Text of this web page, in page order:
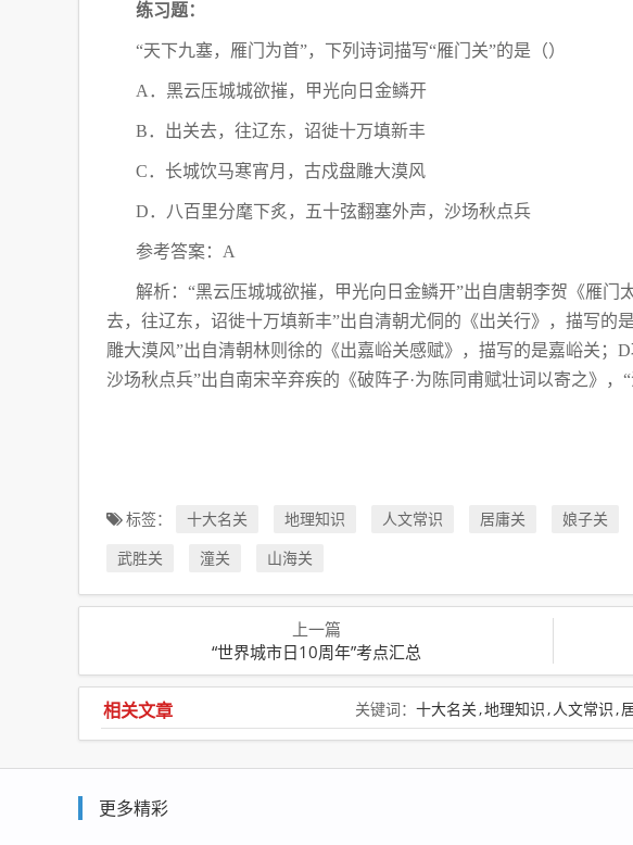
练习题：
“天下九塞，雁门为首”，下列诗词描写“雁门关”的是（）
A．黑云压城城欲摧，甲光向日金鳞开
B．出关去，往辽东，诏徙十万填新丰
C．长城饮马寒宵月，古戍盘雕大漠风
D．八百里分麾下炙，五十弦翻塞外声，沙场秋点兵
参考答案：A
解析：“黑云压城城欲摧，甲光向日金鳞开”出自唐朝李贺《雁门
去，往辽东，诏徙十万填新丰”出自清朝尤侗的《出关行》，描写的
雕大漠风”出自清朝林则徐的《出嘉峪关感赋》，描写的是嘉峪关；
沙场秋点兵”出自南宋辛弃疾的《破阵子·为陈同甫赋壮词以寄之》，
标签： 十大名关 地理知识 人文常识 居庸关 娘子关
武胜关
潼关 山海关
上一篇
“世界城市日10周年”考点汇总
相关文章 关键词： 十大名关 地理知识 人文常识
更多精彩